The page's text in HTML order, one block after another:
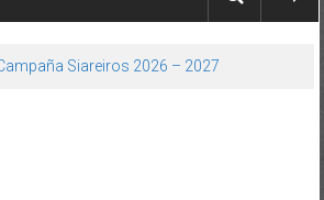
Siareiros 2026 – 2027